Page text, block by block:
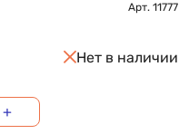
Арт. 11777
Нет в наличии
+